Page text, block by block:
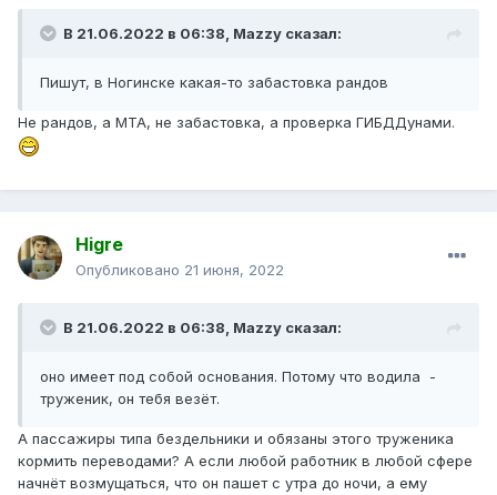
В 21.06.2022 в 06:38, Mazzy сказал:
Пишут, в Ногинске какая-то забастовка рандов
Не рандов, а МТА, не забастовка, а проверка ГИБДДунами.
Higre
Опубликовано 21 июня, 2022
В 21.06.2022 в 06:38, Mazzy сказал:
оно имеет под собой основания. Потому что водила -
труженик, он тебя везёт.
А пассажиры типа бездельники и обязаны этого труженика
кормить переводами? А если любой работник в любой сфере
начнёт возмущаться, что он пашет с утра до ночи, а ему